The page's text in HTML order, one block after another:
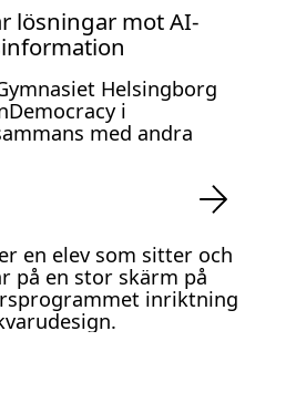
lösningar mot AI-
Helsingborg
i
med andra